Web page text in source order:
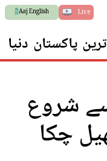
Live
Aaj English
پاکستان دنیا
شروع
چکا